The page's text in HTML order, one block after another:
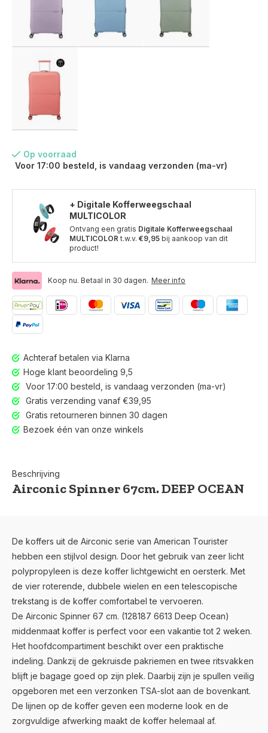
Voor 17:00 besteld, is vandaag verzonden (ma-vr)
Op voorraad
Voor 17:00 besteld, is vandaag verzonden (ma-vr)
+ Digitale Kofferweegschaal
MULTICOLOR
Ontvang een gratis Digitale Kofferweegschaal
MULTICOLOR t.w.v. €9,95 bij aankoop van dit
product!
Koop nu. Betaal in 30 dagen. Meer info
Achteraf betalen via Klarna
Hoge klant beoordeling 9,5
Voor 17:00 besteld, is vandaag verzonden (ma-vr)
Gratis verzending vanaf €39,95
Gratis retourneren binnen 30 dagen
Bezoek één van onze winkels
Beschrijving
Airconic Spinner 67cm. DEEP OCEAN
De koffers uit de Airconic serie van American Tourister
hebben een stijlvol design. Door het gebruik van zeer licht
polypropyleen is deze koffer lichtgewicht en oersterk. Met
de vier roterende, dubbele wielen en een telescopische
trekstang is de koffer comfortabel te vervoeren.
De Airconic Spinner 67 cm. (128187 6613 Deep Ocean)
middenmaat koffer is perfect voor een vakantie tot 2 weken.
Het hoofdcompartiment beschikt over een praktische
indeling. Dankzij de gekruisde pakriemen en twee ritsvakken
blijft je bagage goed op zijn plek. Daarbij zijn je spullen veilig
opgeboren met een verzonken TSA-slot aan de bovenkant.
De lijnen op de koffer geven een moderne look en de
zorgvuldige afwerking maakt de koffer helemaal af.